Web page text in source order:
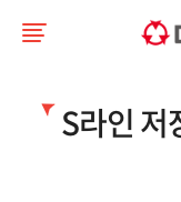
S라인 저